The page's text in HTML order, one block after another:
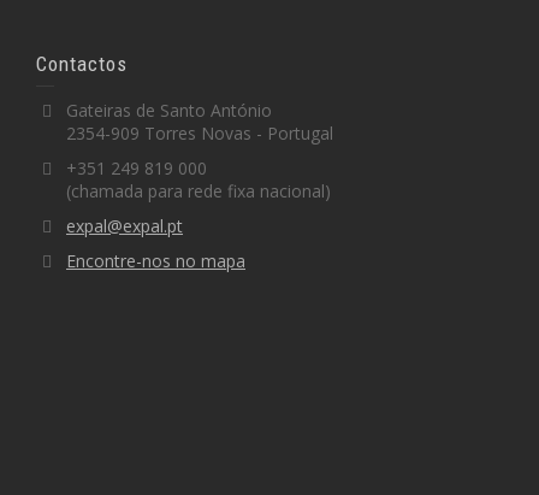
Contactos
Gateiras de Santo António
2354-909 Torres Novas - Portugal
+351 249 819 000
(chamada para rede fixa nacional)
expal@expal.pt
Encontre-nos no mapa